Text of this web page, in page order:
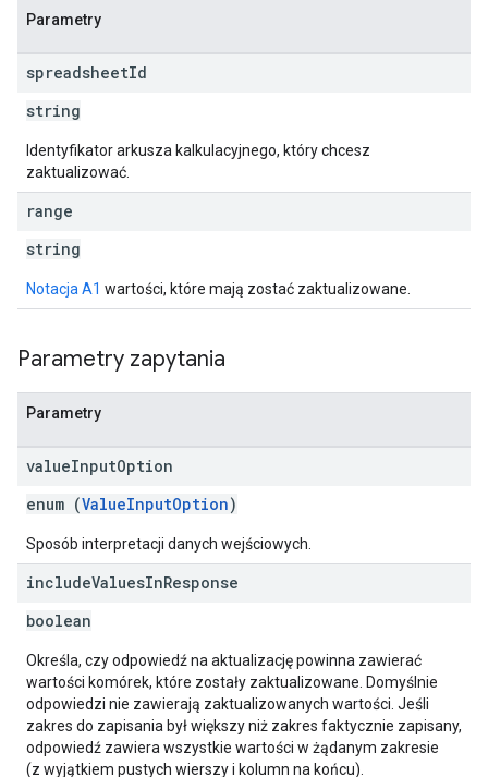
Parametry
spreadsheetId
string
Identyfikator arkusza kalkulacyjnego, który chcesz
zaktualizować.
range
string
Notacja A1 wartości, które mają zostać zaktualizowane.
Parametry zapytania
Parametry
valueInputOption
enum (ValueInputOption)
Sposób interpretacji danych wejściowych.
includeValuesInResponse
boolean
Określa, czy odpowiedź na aktualizację powinna zawierać
wartości komórek, które zostały zaktualizowane. Domyślnie
odpowiedzi nie zawierają zaktualizowanych wartości. Jeśli
zakres do zapisania był większy niż zakres faktycznie zapisany,
odpowiedź zawiera wszystkie wartości w żądanym zakresie
(z wyjątkiem pustych wierszy i kolumn na końcu).